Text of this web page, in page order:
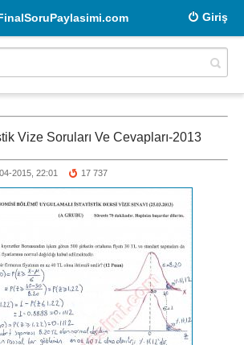
Giriş
Vize Soruları Ve Cevapları-2013
2015, 22:01 17 737